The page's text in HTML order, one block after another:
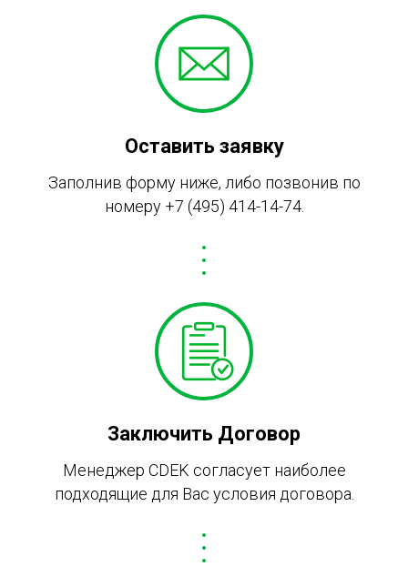
Оставить заявку
Заполнив форму ниже, либо позвонив по
номеру +7 (495) 414-14-74.
Заключить Договор
Менеджер CDEK согласует наиболее
подходящие для Вас условия договора.